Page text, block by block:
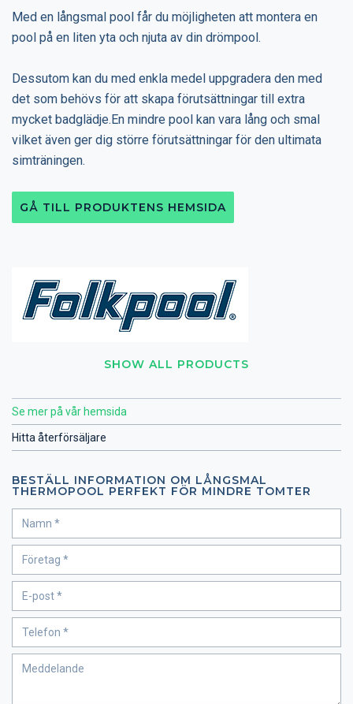
SHOW ALL PRODUCTS
Se mer på vår hemsida
Hitta återförsäljare
BESTÄLL INFORMATION OM LÅNGSMAL
THERMOPOOL PERFEKT FÖR MINDRE TOMTER
Med en långsmal pool får du möjligheten att montera en
pool på en liten yta och njuta av din drömpool.
Dessutom kan du med enkla medel uppgradera den med
det som behövs för att skapa förutsättningar till extra
mycket badglädje.En mindre pool kan vara lång och smal
vilket även ger dig större förutsättningar för den ultimata
simträningen.
GÅ TILL PRODUKTENS HEMSIDA